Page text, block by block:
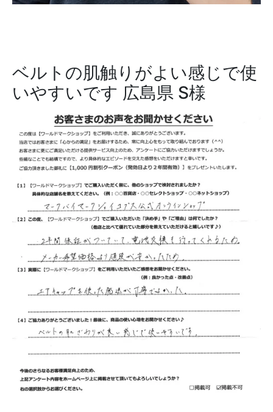
ベルトの肌触りがよい感じで使
いやすいです 広島県 S様